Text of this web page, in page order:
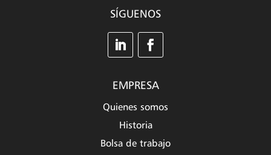
SÍGUENOS
EMPRESA
Quienes somos
Historia
Bolsa de trabajo